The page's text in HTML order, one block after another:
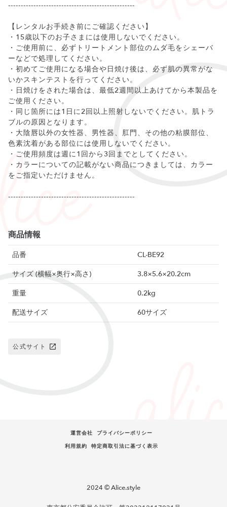
--------------------------------------------------
【レンタルお手続き前にご確認ください】
・15歳以下のお子さまには使用しないでください。
・ご使用前に、必ずトリートメント部位のムダ毛をシェーバ
ーなどで処理してください。
・初めてご使用になる場合や日焼け後は、必ず肌の異常がな
いかスキンテストを行ってください。
・日焼けをされた場合は、最低2週間以上あけてから本製品を
ご使用ください。
・同じ箇所には1日に2回以上照射しないでください。肌トラ
ブルの原因となります。
・大陰唇以外の女性器、男性器、肛門、その他の粘膜部位、
色素沈着がある部位には使用しないでください。
・ご使用頻度は週に1回から3回までとしてください。
・カラーについての記載がない商品につきましては、カラー
をご指定いただけません。
--------------------------------------------------
商品情報
品番
CL-BE92
サイズ (横幅×奥行×高さ)
3.8×5.6×20.2cm
重量
0.2kg
配送サイズ
60サイズ
公式サイト
運営会社
プライバシーポリシー
利用規約
特定商取引法に基づく表示
2024 © Alice.style